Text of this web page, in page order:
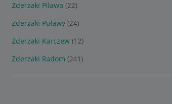
Zderzaki Pilawa (22)
Zderzaki Puławy (24)
Zderzaki Karczew (12)
Zderzaki Radom (241)